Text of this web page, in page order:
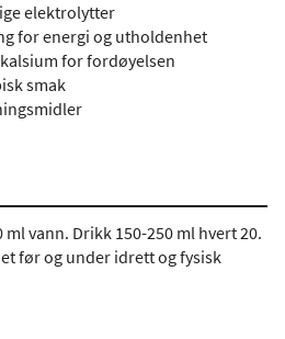
elektrolytter
for energi og utholdenhet
for fordøyelsen
smak
ml vann. Drikk 150-250 ml hvert 20.
før og under idrett og fysisk